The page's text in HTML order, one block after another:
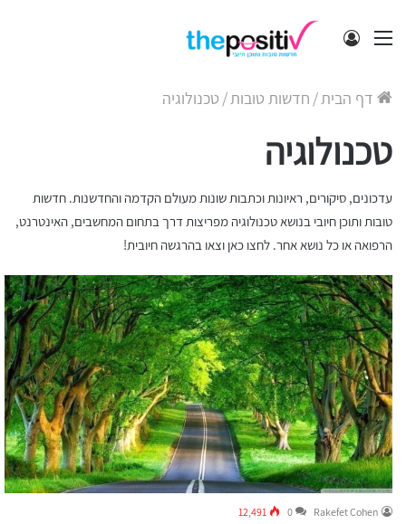
תפריט התחבר
דף הבית/ חדשות טובות/ טכנולוגיה
טכנולוגיה
עדכונים, סיקורים, ראיונות וכתבות שונות מעולם הקדמה והחדשנות. חדשות
טובות ותוכן חיובי בנושא טכנולוגיה מפריצות דרך בתחום המחשבים, האינטרנט,
הרפואה או כל נושא אחר. לחצו כאן וצאו בהרגשה חיובית!
Rakefet Cohen
0
12,491